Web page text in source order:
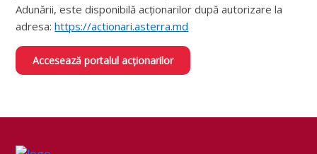
Adunării, este disponibilă acționarilor după autorizare la
adresa:https://actionari.asterra.md
Accesează portalul acționarilor